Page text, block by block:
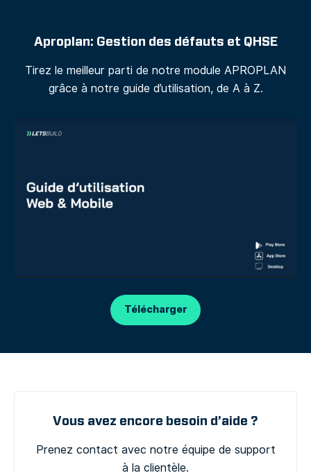
Aproplan: Gestion des défauts et QHSE
Tirez le meilleur parti de notre module APROPLAN
grâce à notre guide d’utilisation, de A à Z.
Télécharger
Vous avez encore besoin d’aide ?
Prenez contact avec notre équipe de support
à la clientèle.